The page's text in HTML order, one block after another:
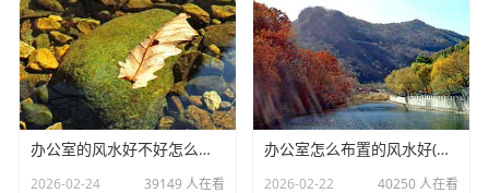
办公室的风水好不好怎么判断(办公室植物摆放的风水知识你知道多少)
2026-02-24 39149 人在看
办公室怎么布置的风水好(办公室工位怎么摆放可以留得住员工)
2026-02-22 40250 人在看